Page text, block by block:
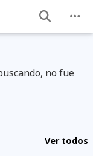
no fue
Ver todos